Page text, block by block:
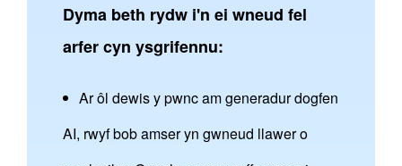
Dyma beth rydw i'n ei wneud fel
arfer cyn ysgrifennu:
Ar ôl dewis y pwnc am generadur dogfen
AI, rwyf bob amser yn gwneud llawer o